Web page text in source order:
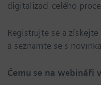
digitalizaci celého
Registrujte se a
a seznamte se s
Čemu se na webináři